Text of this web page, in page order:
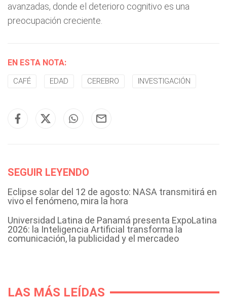
avanzadas, donde el deterioro cognitivo es una
preocupación creciente.
EN ESTA NOTA:
CAFÉ EDAD CEREBRO INVESTIGACIÓN
SEGUIR LEYENDO
Eclipse solar del 12 de agosto: NASA transmitirá en
vivo el fenómeno, mira la hora
Universidad Latina de Panamá presenta ExpoLatina
2026: la Inteligencia Artificial transforma la
comunicación, la publicidad y el mercadeo
LAS MÁS LEÍDAS